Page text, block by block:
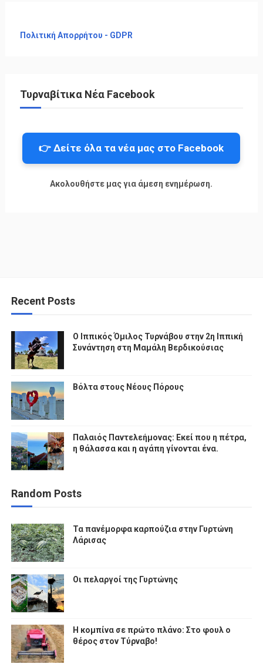
Πολιτική Απορρήτου - GDPR
Τυρναβίτικα Νέα Facebook
👉 Δείτε όλα τα νέα μας στο Facebook
Ακολουθήστε μας για άμεση ενημέρωση.
Recent Posts
Ο Ιππικός Όμιλος Τυρνάβου στην 2η Ιππική
Συνάντηση στη Μαμάλη Βερδικούσιας
Βόλτα στους Νέους Πόρους
Παλαιός Παντελεήμονας: Εκεί που η πέτρα,
η θάλασσα και η αγάπη γίνονται ένα.
Random Posts
Τα πανέμορφα καρπούζια στην Γυρτώνη
Λάρισας
Οι πελαργοί της Γυρτώνης
Η κομπίνα σε πρώτο πλάνο: Στο φουλ ο
θέρος στον Τύρναβο!